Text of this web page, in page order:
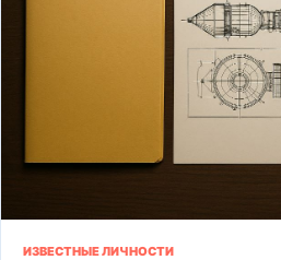
ИЗВЕСТНЫЕ ЛИЧНОСТИ